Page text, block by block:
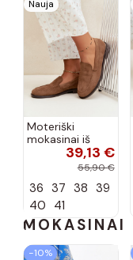
Nauja
Moteriški
mokasinai iš
dirbtinės
zomšos, rudos
39,13 €
55,90 €
36 37 38 39
40 41
MOKASINAI
−10%